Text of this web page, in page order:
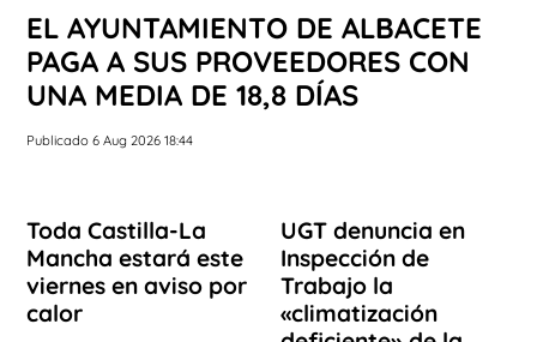
EL AYUNTAMIENTO DE ALBACETE
PAGA A SUS PROVEEDORES CON
UNA MEDIA DE 18,8 DÍAS
Publicado 6 Aug 2026 18:44
Toda Castilla-La
Mancha estará este
viernes en aviso por
calor
UGT denuncia en
Inspección de
Trabajo la
«climatización